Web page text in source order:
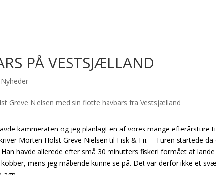
PÅ VESTSJÆLLAND
Nyheder
kammeraten og jeg planlagt en af vores mange efterårsture
Morten Holst Greve Nielsen til Fisk & Fri. – Turen startede
havde allerede efter små 30 minutters fiskeri formået at
kobber, mens jeg måbende kunne se på. Det var derfor ikke et